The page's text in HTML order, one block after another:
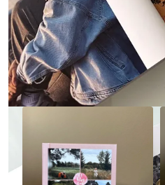
• Без декора
• Выбор цвета фона
• Загрузка фото и текста
Заказать